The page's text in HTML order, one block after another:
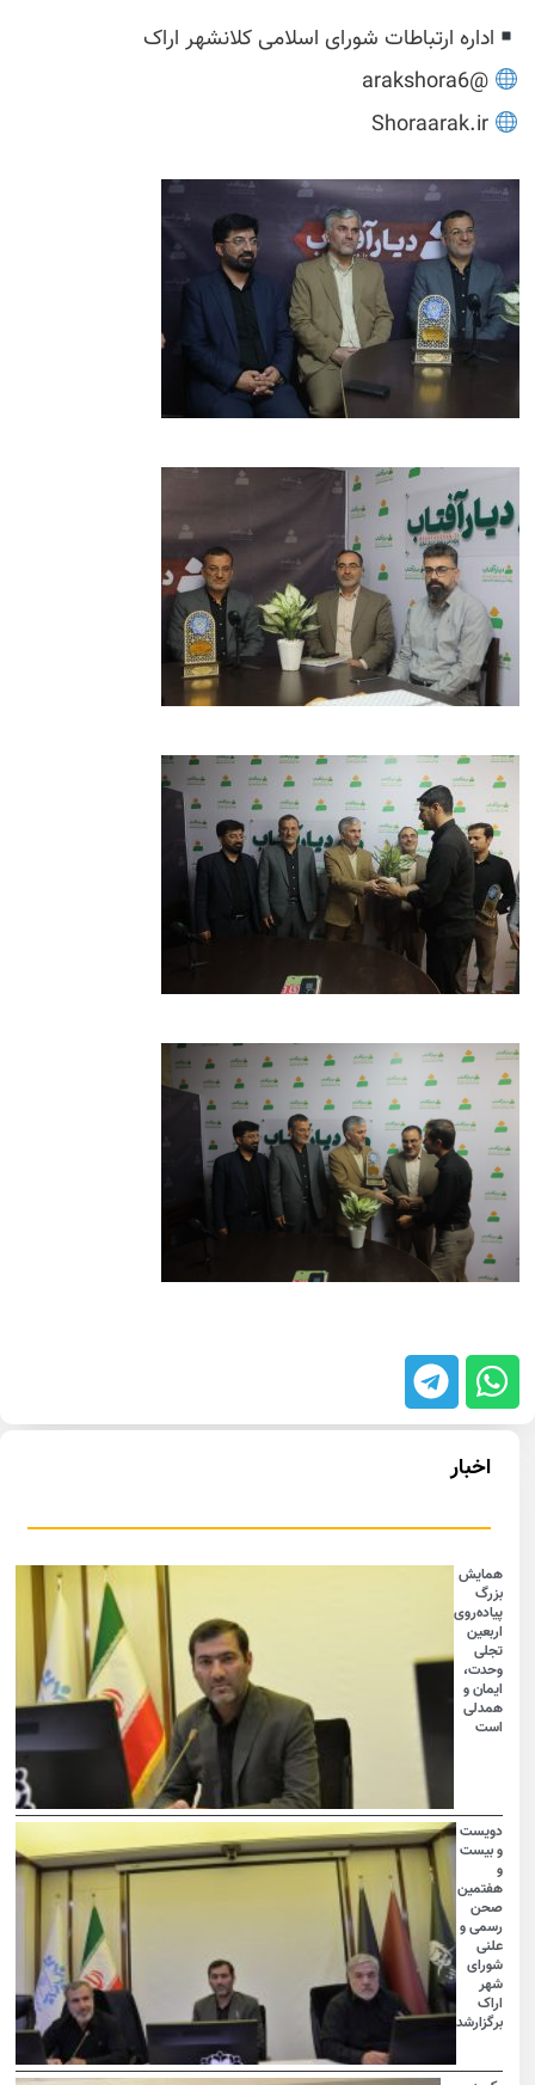
اداره ارتباطات شورای اسلامی کلانشهر اراک
@arakshora6
Shoraarak.ir
اخبار
همایش
بزرگ
پیاده‌روی
اربعین
تجلی
وحدت،
ایمان و
همدلی
است
دویست
و بیست
هفتمین
صحن
رسمی و
علنی
شورای
شهر
اراک
برگزارشد